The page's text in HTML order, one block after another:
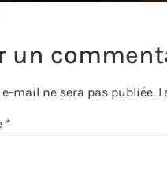
un
e-mail ne sera pas publiée.
*